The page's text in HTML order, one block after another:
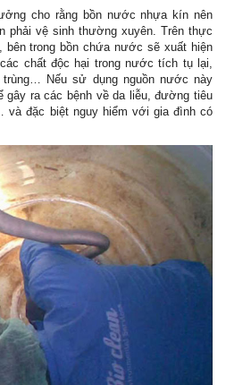
nghiệm hay Thông tin hữu ích
Toàn thắng
cho rằng bồn nước nhựakín nên
phải vệ sinh thường xuyên. Trên thực
trong bồn chứa nước sẽ xuất hiện
chất độc hại trong nước tích tụ lại,
Nếu sử dụng nguồn nước này
gây ra các bệnh về da liễu, đường tiêu
và đặc biệt nguy hiểm với gia đình có